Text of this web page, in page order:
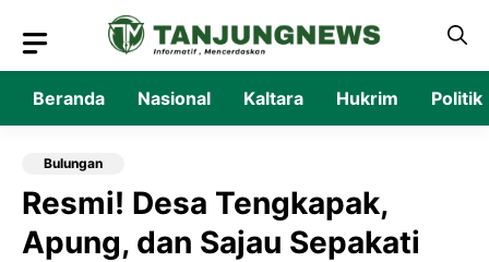
isi
Beranda Nasional Kaltara Hukrim Politik
Bulungan
Resmi! Desa Tengkapak,
Apung, dan Sajau Sepakati